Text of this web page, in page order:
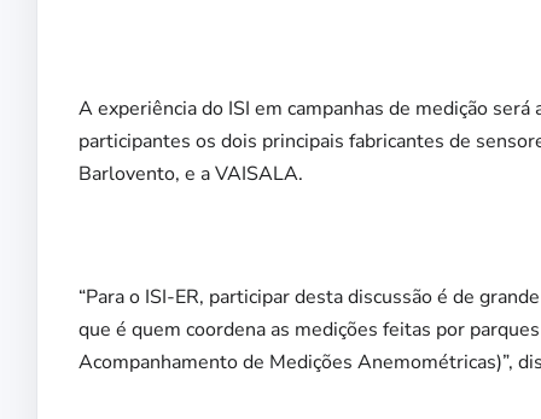
A experiência do ISI em campanhas de medição será
participantes os dois principais fabricantes de
Barlovento, e a VAISALA.
“Para o ISI-ER, participar desta discussão é de
que é quem coordena as medições feitas por
Acompanhamento de Medições Anemométricas)”,